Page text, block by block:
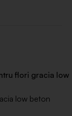
flori gracia low
low beton